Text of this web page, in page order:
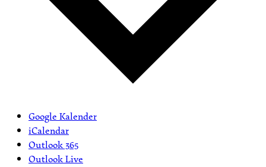
Google Kalender
iCalendar
Outlook 365
Outlook Live